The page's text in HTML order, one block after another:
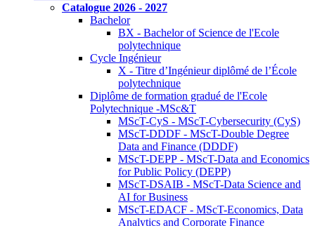
Catalogue 2026 - 2027
Bachelor
BX - Bachelor of Science de l'Ecole
polytechnique
Cycle Ingénieur
X - Titre d’Ingénieur diplômé de l’École
polytechnique
Diplôme de formation gradué de l'Ecole
Polytechnique -MSc&T
MScT-CyS - MScT-Cybersecurity (CyS)
MScT-DDDF - MScT-Double Degree
Data and Finance (DDDF)
MScT-DEPP - MScT-Data and Economics
for Public Policy (DEPP)
MScT-DSAIB - MScT-Data Science and
AI for Business
MScT-EDACF - MScT-Economics, Data
Analytics and Corporate Finance